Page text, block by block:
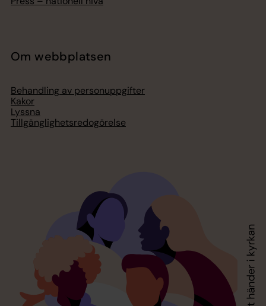
Om webbplatsen
Behandling av personuppgifter
Kakor
Lyssna
Tillgänglighetsredogörelse